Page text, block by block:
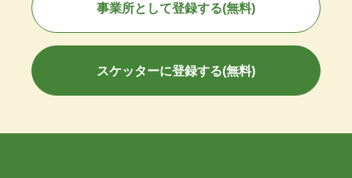
事業所として登録する(無料)
スケッターに登録する(無料)